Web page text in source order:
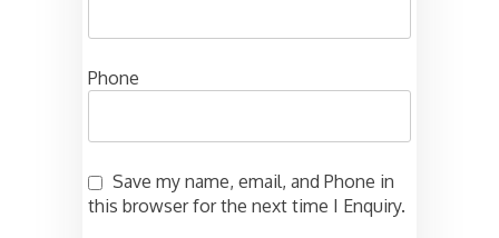
Phone
Save my name, email, and Phone in
this browser for the next time I Enquiry.